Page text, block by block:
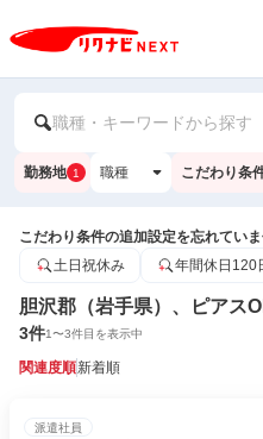
職種・キーワードから探す
勤務地 1 職種 こだわり条
こだわり条件の追加設定を忘れてい
土日祝休み
年間休日120
胆沢郡（岩手県）、ピアス
3件1〜3件目を表示中
関連度順新着順
派遣社員